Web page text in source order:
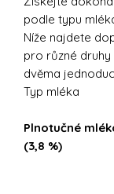
podle typu
Níže najdete
pro různé
dvěma
Typ mléka
Plnotučné
(3,8 %)